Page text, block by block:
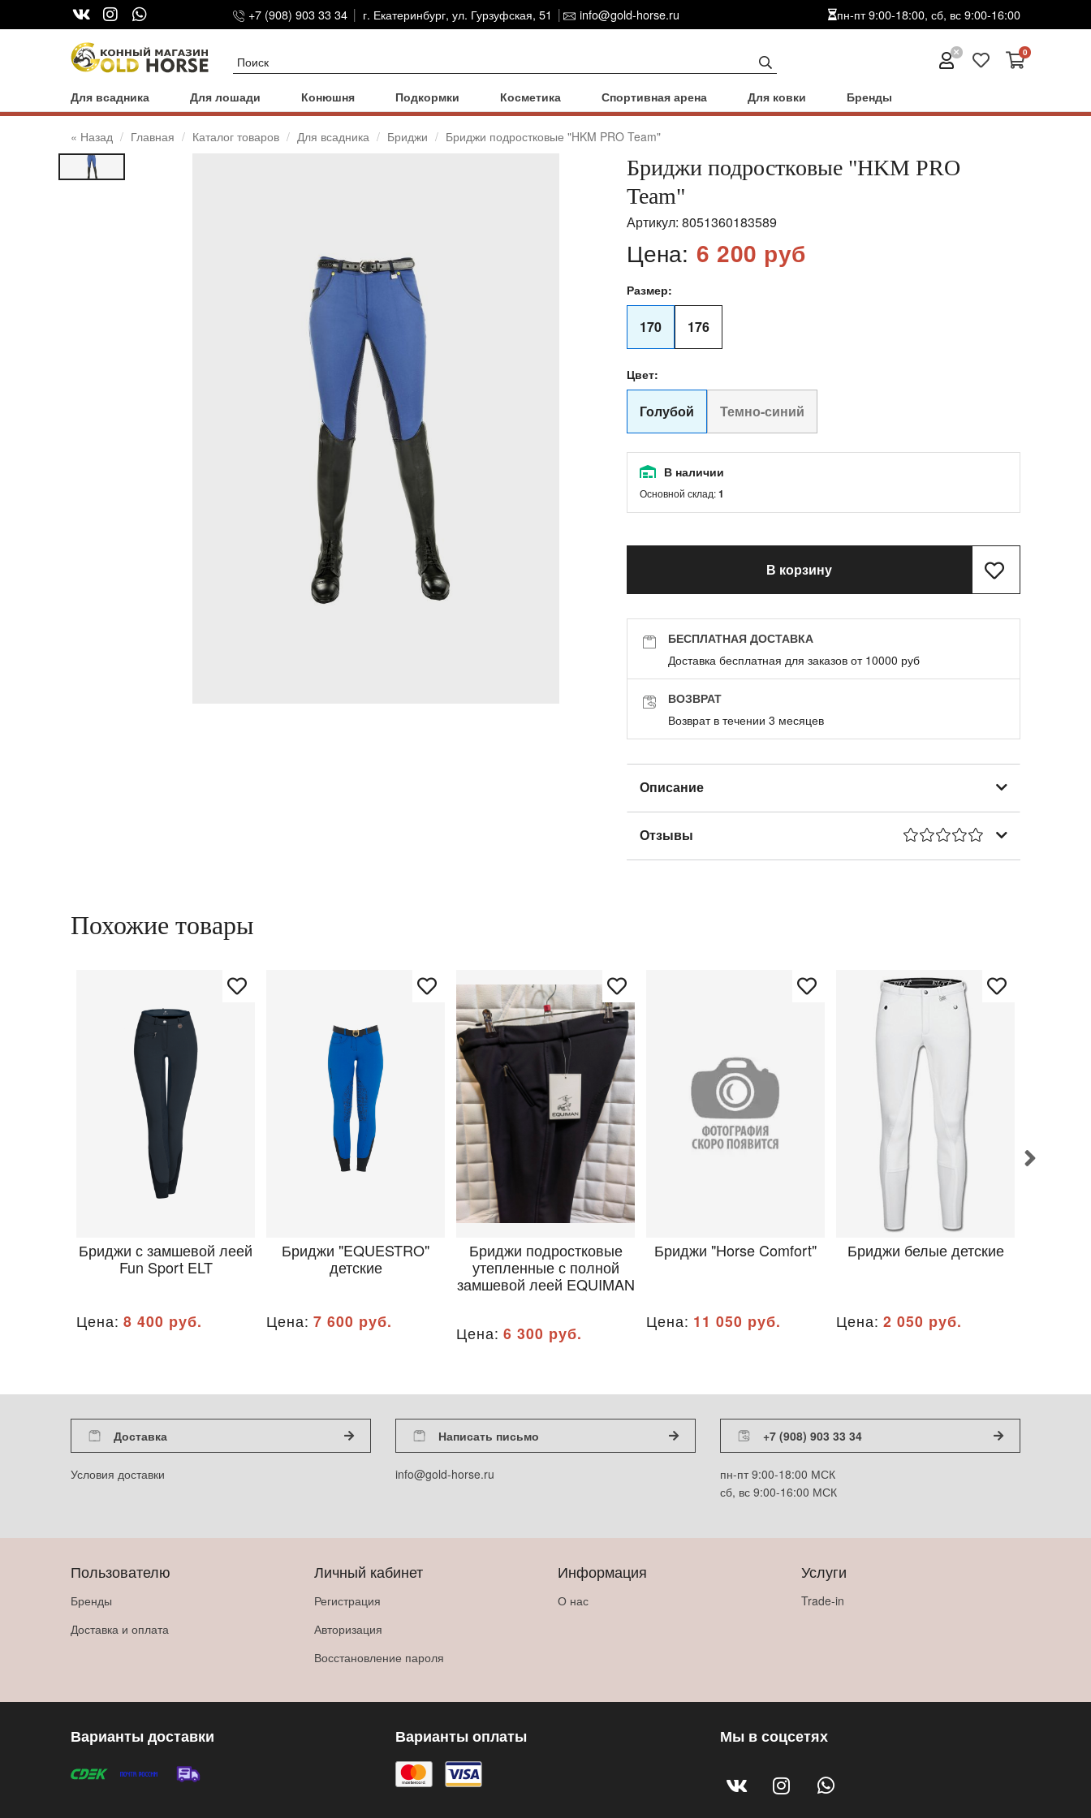
+7 (908) 903 33 34 г. Екатеринбург, ул. Гурзуфская, 51 info@gold-horse.ru пн-пт 9:00-18:00, сб, вс 9:00-16:00
0
Для всадника Для лошади Конюшня Подкормки Косметика Спортивная арена Для ковки Бренды
« Назад Главная Каталог товаров Для всадника Бриджи Бриджи подростковые "HKM PRO Team"
Бриджи подростковые "HKM PRO
Team"
Артикул: 8051360183589
Цена: 6 200 руб
Размер:
170 176
Цвет:
Голубой Темно-синий
В наличии
Основной склад:1
В корзину
БЕСПЛАТНАЯ ДОСТАВКА
Доставка бесплатная для заказов от 10000 руб
ВОЗВРАТ
Возврат в течении 3 месяцев
Описание
Отзывы
Похожие товары
Бриджи с замшевой леей
Fun Sport ELT
Цена: 8 400 руб.
Бриджи "EQUESTRO"
детские
Цена: 7 600 руб.
Бриджи подростковые
утепленные с полной
замшевой леей EQUIMAN
Цена: 6 300 руб.
Бриджи "Horse Comfort"
Цена: 11 050 руб.
Бриджи белые детские
Цена: 2 050 руб.
Доставка
Условия доставки
Написать письмо
info@gold-horse.ru
+7 (908) 903 33 34
пн-пт 9:00-18:00 МСК
сб, вс 9:00-16:00 МСК
Пользователю
Бренды
Доставка и оплата
Личный кабинет
Регистрация
Авторизация
Восстановление пароля
Информация
О нас
Услуги
Trade-in
Варианты доставки Варианты оплаты Мы в соцсетях